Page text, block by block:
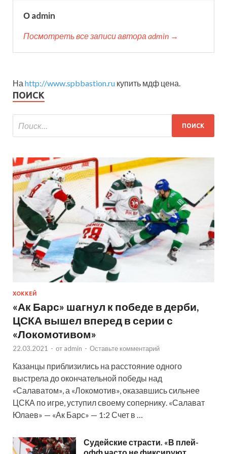
О admin
Посмотреть все записи автора admin →
На http://www.spbbastion.ru купить мдф цена.
ПОИСК
ХОККЕЙ
«Ак Барс» шагнул к победе в дерби,
ЦСКА вышел вперед в серии с
«Локомотивом»
22.03.2021 - от admin - Оставьте комментарий
Казанцы приблизились на расстояние одного
выстрела до окончательной победы над
«Салаватом», а «Локомотив», оказавшись сильнее
ЦСКА по игре, уступил своему сопернику. «Салават
Юлаев» — «Ак Барс» — 1:2 Счет в …
Судейские страсти. «В плей-